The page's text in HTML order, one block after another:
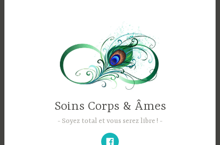
Soins Corps & Âmes
Soyez total et vous serez libre !
Facebook